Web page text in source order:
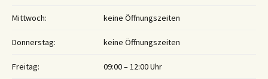
Mittwoch: keine Öffnungszeiten
Donnerstag: keine Öffnungszeiten
Freitag: 09:00 – 12:00 Uhr